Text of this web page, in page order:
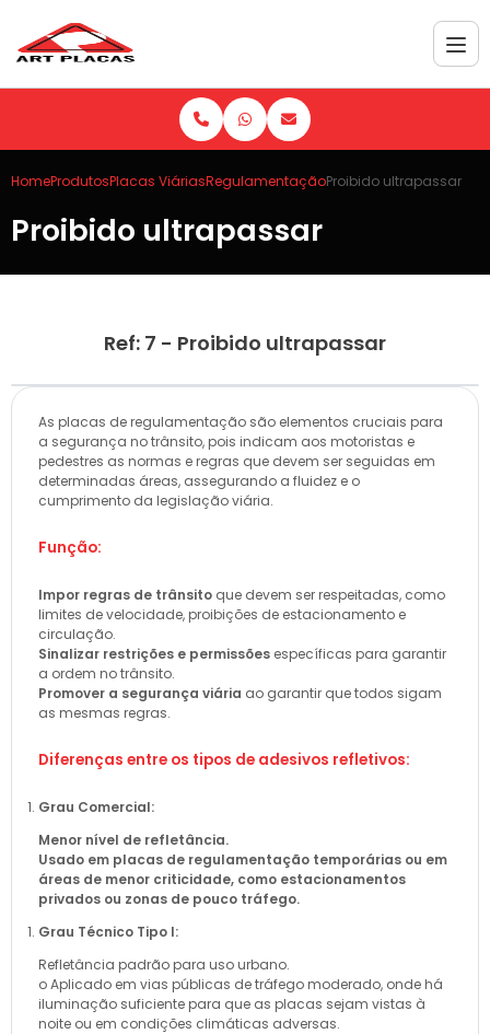
HomeProdutosPlacas ViáriasRegulamentaçãoProibido ultrapassar
Proibido ultrapassar
Ref: 7 - Proibido ultrapassar
As placas de regulamentação são elementos cruciais para
a segurança no trânsito, pois indicam aos motoristas e
pedestres as normas e regras que devem ser seguidas em
determinadas áreas, assegurando a fluidez e o
cumprimento da legislação viária.
Função:
Impor regras de trânsito que devem ser respeitadas, como
limites de velocidade, proibições de estacionamento e
circulação.
Sinalizar restrições e permissões específicas para garantir
a ordem no trânsito.
Promover a segurança viária ao garantir que todos sigam
as mesmas regras.
Diferenças entre os tipos de adesivos refletivos:
Grau Comercial:
Menor nível de refletância.
Usado em placas de regulamentação temporárias ou em
áreas de menor criticidade, como estacionamentos
privados ou zonas de pouco tráfego.
Grau Técnico Tipo I:
Refletância padrão para uso urbano.
o Aplicado em vias públicas de tráfego moderado, onde há
iluminação suficiente para que as placas sejam vistas à
noite ou em condições climáticas adversas.